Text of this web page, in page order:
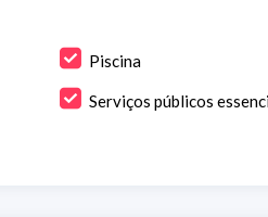
Piscina
Serviços públicos